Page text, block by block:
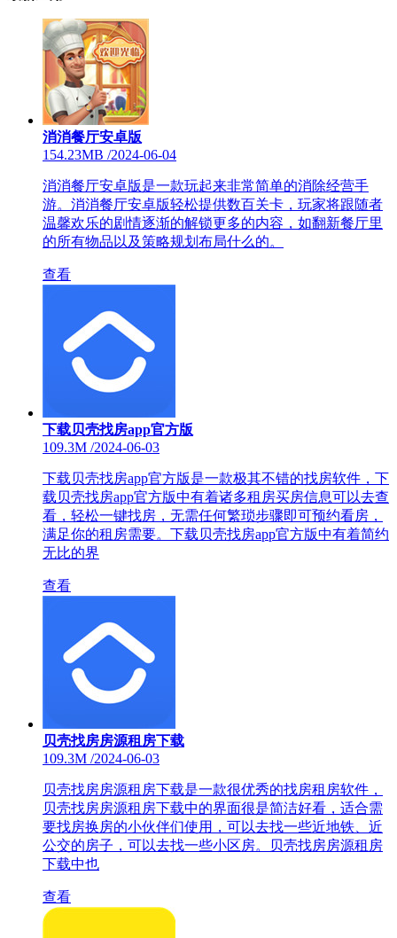
消消餐厅安卓版
154.23MB /2024-06-04
消消餐厅安卓版是一款玩起来非常简单的消除经营手
游。消消餐厅安卓版轻松提供数百关卡，玩家将跟随者
温馨欢乐的剧情逐渐的解锁更多的内容，如翻新餐厅里
的所有物品以及策略规划布局什么的。
查看
下载贝壳找房app官方版
109.3M /2024-06-03
下载贝壳找房app官方版是一款极其不错的找房软件，下
载贝壳找房app官方版中有着诸多租房买房信息可以去查
看，轻松一键找房，无需任何繁琐步骤即可预约看房，
满足你的租房需要。下载贝壳找房app官方版中有着简约
无比的界
查看
贝壳找房房源租房下载
109.3M /2024-06-03
贝壳找房房源租房下载是一款很优秀的找房租房软件，
贝壳找房房源租房下载中的界面很是简洁好看，适合需
要找房换房的小伙伴们使用，可以去找一些近地铁、近
公交的房子，可以去找一些小区房。贝壳找房房源租房
下载中也
查看